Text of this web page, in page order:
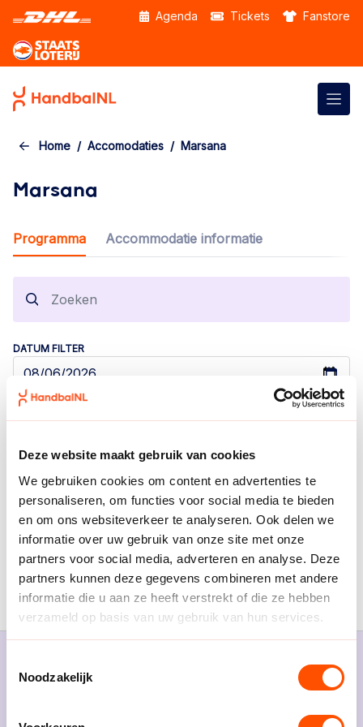
Deze website maakt gebruik van cookies
We gebruiken cookies om content en advertenties te
personaliseren, om functies voor social media te bieden
en om ons websiteverkeer te analyseren. Ook delen we
informatie over uw gebruik van onze site met onze
partners voor social media, adverteren en analyse. Deze
partners kunnen deze gegevens combineren met andere
informatie die u aan ze heeft verstrekt of die ze hebben
verzameld op basis van uw gebruik van hun services.
Noodzakelijk
Skip to the main content Agenda Tickets Fanstore
Home Accomodaties Marsana
Marsana
Programma Accommodatie informatie
DATUM FILTER
Alle filters wissen
Geen resultaten
Toont 0 tot 0 van 0 resultaten